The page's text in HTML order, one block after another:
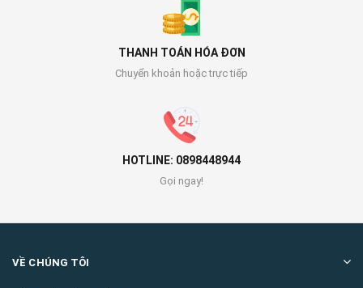
THANH TOÁN HÓA ĐƠN
Chuyển khoản hoặc trực tiếp
HOTLINE: 0898448944
Gọi ngay!
VỀ CHÚNG TÔI